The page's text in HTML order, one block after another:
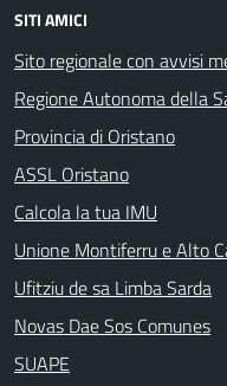
SITI AMICI
Sito regionale con avvisi
Regione Autonoma della
Provincia di Oristano
ASSL Oristano
Calcola la tua IMU
Unione Montiferru e Alto
Ufitziu de sa Limba Sarda
Novas Dae Sos Comunes
SUAPE